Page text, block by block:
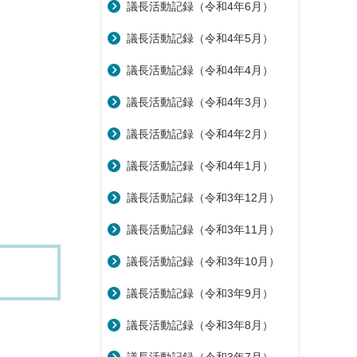
議長活動記録（令和4年6月）
議長活動記録（令和4年5月）
議長活動記録（令和4年4月）
議長活動記録（令和4年3月）
議長活動記録（令和4年2月）
議長活動記録（令和4年1月）
議長活動記録（令和3年12月）
議長活動記録（令和3年11月）
議長活動記録（令和3年10月）
議長活動記録（令和3年9月）
議長活動記録（令和3年8月）